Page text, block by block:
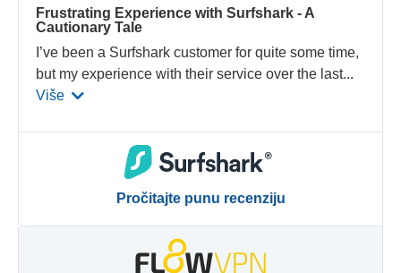
Frustrating Experience with Surfshark - A
Cautionary Tale
I’ve been a Surfshark customer for quite some time,
but my experience with their service over the last...
Više
Pročitajte punu recenziju